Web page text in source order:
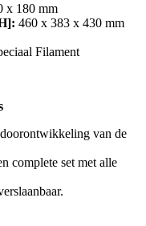
x 180 mm
460 x 383 x 430 mm
Filament
van de
complete set met alle